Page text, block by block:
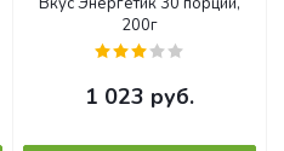
200г
1 023 руб.